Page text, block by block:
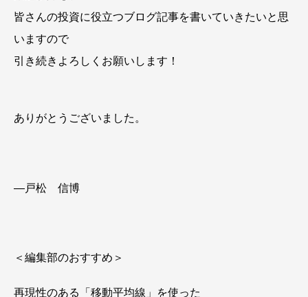
皆さんの投資に役立つブログ記事を書いていきたいと思
いますので
引き続きよろしくお願いします！
ありがとうございました。
―戸松 信博
＜編集部のおすすめ＞
再現性のある「移動平均線」を使った